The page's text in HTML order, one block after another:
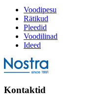
Voodipesu
Rätikud
Pleedid
Voodilinad
Ideed
Kontaktid